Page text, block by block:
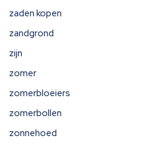
zaden kopen
zandgrond
zijn
zomer
zomerbloeiers
zomerbollen
zonnehoed